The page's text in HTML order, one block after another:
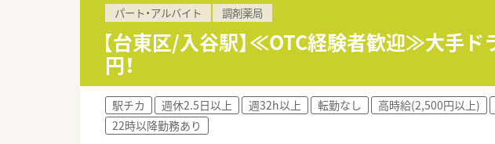
パート・アルバイト 調剤薬局
【台東区/入谷駅】≪OTC経験者歓迎≫大手
円！
駅チカ 週休2.5日以上 週32h以上 転勤なし 高時給(2,500円以上)
22時以降勤務あり